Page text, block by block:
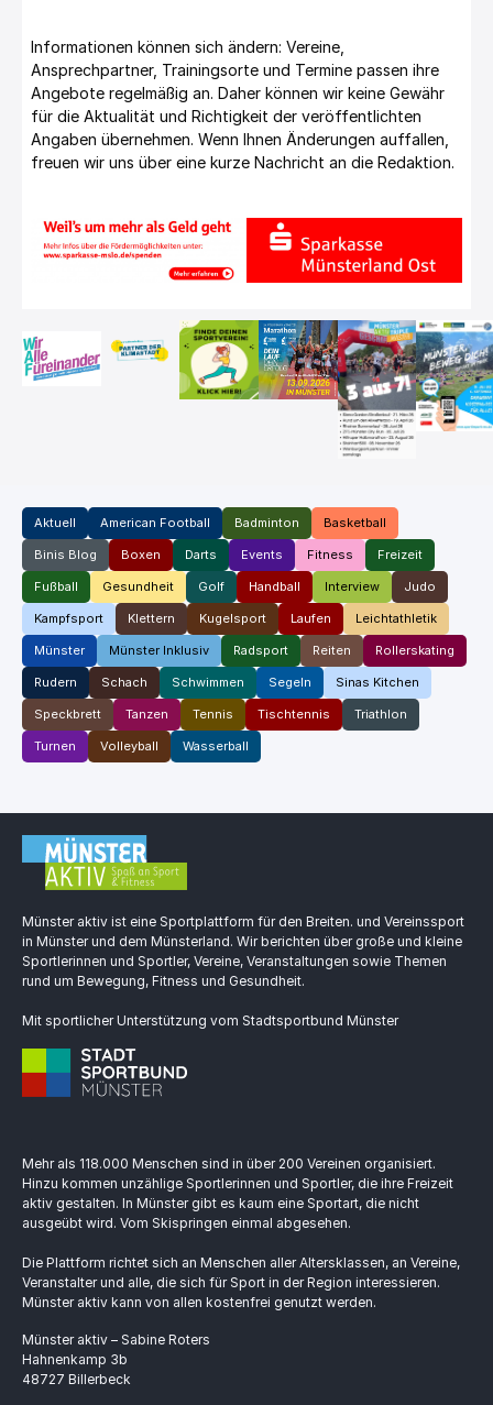
Informationen können sich ändern: Vereine,
Ansprechpartner, Trainingsorte und Termine passen ihre
Angebote regelmäßig an. Daher können wir keine Gewähr
für die Aktualität und Richtigkeit der veröffentlichten
Angaben übernehmen. Wenn Ihnen Änderungen auffallen,
freuen wir uns über eine kurze Nachricht an die Redaktion.
Aktuell American Football Badminton Basketball
Binis Blog Boxen Darts Events Fitness Freizeit
Fußball Gesundheit Golf Handball Interview Judo
Kampfsport Klettern Kugelsport Laufen Leichtathletik
Münster Münster Inklusiv Radsport Reiten Rollerskating
Rudern Schach Schwimmen Segeln Sinas Kitchen
Speckbrett Tanzen Tennis Tischtennis Triathlon
Turnen Volleyball Wasserball
Münster aktiv ist eine Sportplattform für den Breiten. und Vereinssport
in Münster und dem Münsterland. Wir berichten über große und kleine
Sportlerinnen und Sportler, Vereine, Veranstaltungen sowie Themen
rund um Bewegung, Fitness und Gesundheit.
Mit sportlicher Unterstützung vom Stadtsportbund Münster
Mehr als 118.000 Menschen sind in über 200 Vereinen organisiert.
Hinzu kommen unzählige Sportlerinnen und Sportler, die ihre Freizeit
aktiv gestalten. In Münster gibt es kaum eine Sportart, die nicht
ausgeübt wird. Vom Skispringen einmal abgesehen.
Die Plattform richtet sich an Menschen aller Altersklassen, an Vereine,
Veranstalter und alle, die sich für Sport in der Region interessieren.
Münster aktiv kann von allen kostenfrei genutzt werden.
Münster aktiv – Sabine Roters
Hahnenkamp 3b
48727 Billerbeck